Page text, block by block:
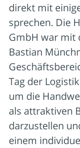
direkt mit
sprechen. Die
GmbH war mit
Bastian
Tag der
um die
als attraktiven
darzustellen
einem